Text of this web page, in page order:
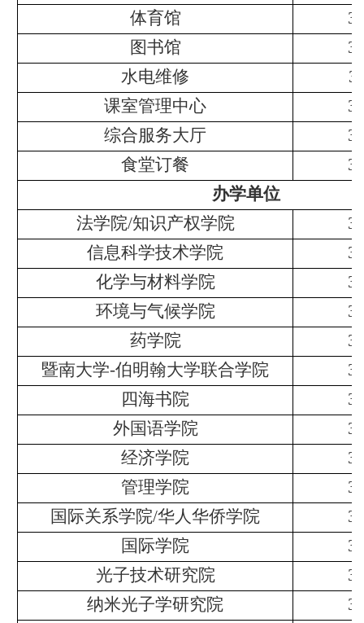
体育馆
图书馆
水电维修
课室管理中心
综合服务大厅
食堂订餐
办学单位
法学院/知识产权学院
信息科学技术学院
化学与材料学院
环境与气候学院
药学院
暨南大学-伯明翰大学联合学院
四海书院
外国语学院
经济学院
管理学院
国际关系学院/华人华侨学院
国际学院
光子技术研究院
纳米光子学研究院